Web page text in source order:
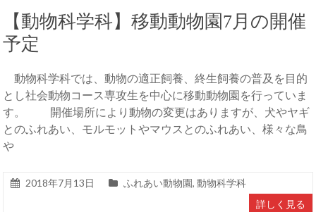
【動物科学科】移動動物園7月の開催
予定
動物科学科では、動物の適正飼養、終生飼養の普及を目的
とし社会動物コース専攻生を中心に移動動物園を行っていま
す。 開催場所により動物の変更はありますが、犬やヤギ
とのふれあい、モルモットやマウスとのふれあい、様々な鳥
や
2018年7月13日 ふれあい動物園,動物科学科
詳しく見る